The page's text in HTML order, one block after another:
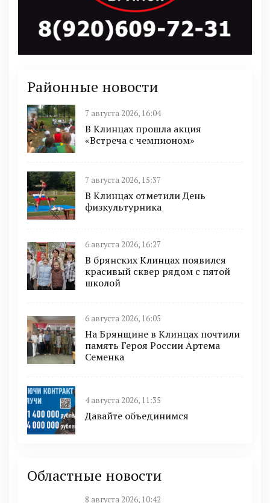
Районные новости
7 августа 2026, 16:04
В Клинцах прошла акция
«Встреча с чемпионом»
7 августа 2026, 15:37
В Клинцах отметили День
физкультурника
6 августа 2026, 16:27
В брянских Клинцах появился
красивый сквер рядом с пятой
школой
6 августа 2026, 16:05
На Брянщине в Клинцах почтили
память Героя России Артема
Семенка
4 августа 2026, 11:35
Давайте объединимся
Областные новости
8 августа 2026, 10:42